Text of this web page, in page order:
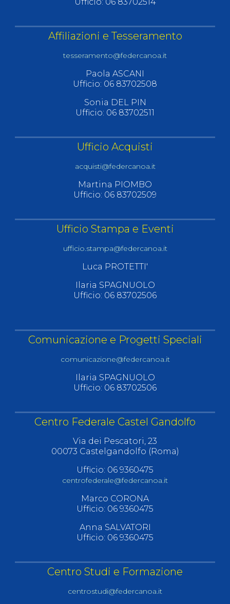
Affiliazioni e Tesseramento
tesseramento@federcanoa.it
Paola ASCANI
Ufficio: 06 83702508
Sonia DEL PIN
Ufficio: 06 83702511
Ufficio Acquisti
acquisti@federcanoa.it
Martina PIOMBO
Ufficio: 06 83702509
Ufficio Stampa e Eventi
ufficio.stampa@federcanoa.it
Luca PROTETTI'
Ilaria SPAGNUOLO
Ufficio: 06 83702506
Comunicazione e Progetti Speciali
comunicazione@federcanoa.it
Ilaria SPAGNUOLO
Ufficio: 06 83702506
Centro Federale Castel Gandolfo
Via dei Pescatori, 23
00073 Castelgandolfo (Roma)
Ufficio: 06 9360475
centrofederale@federcanoa.it
Marco CORONA
Ufficio: 06 9360475
Anna SALVATORI
Ufficio: 06 9360475
Centro Studi e Formazione
centrostudi@federcanoa.it